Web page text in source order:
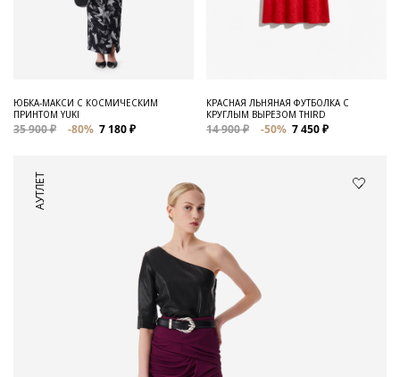
ЮБКА-МАКСИ С КОСМИЧЕСКИМ
ПРИНТОМ YUKI
35 900 ₽ -80% 7 180 ₽
КРАСНАЯ ЛЬНЯНАЯ ФУТБОЛКА С
КРУГЛЫМ ВЫРЕЗОМ THIRD
14 900 ₽ -50% 7 450 ₽
АУТЛЕТ